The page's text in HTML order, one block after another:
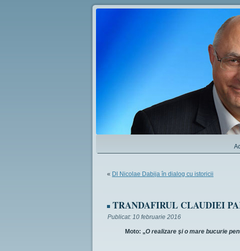
« Dl Nicolae Dabija în dialog cu istoricii
TRANDAFIRUL CLAUDIEI
Publicat: 10 februarie 2016
Moto: „O realizare şi o mare bucurie